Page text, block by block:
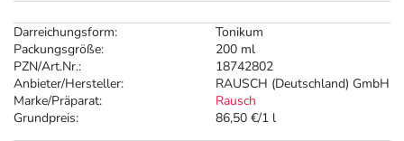
Darreichungsform:
Tonikum
Packungsgröße:
200 ml
PZN/Art.Nr.:
18742802
Anbieter/Hersteller:
RAUSCH (Deutschland) GmbH
Marke/Präparat:
Rausch
Grundpreis:
86,50 €/1 l